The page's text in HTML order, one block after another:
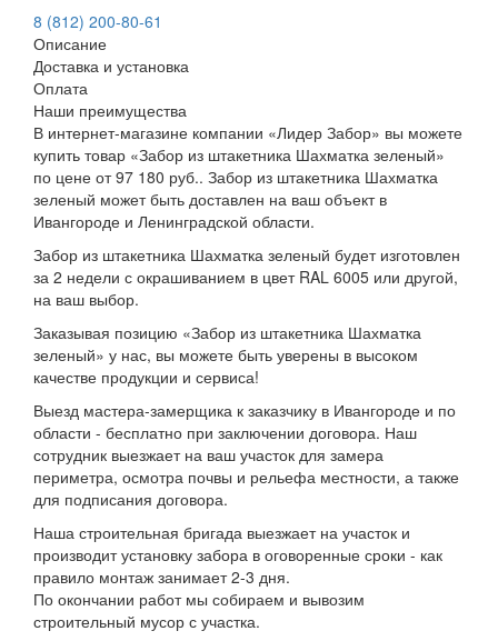
8 (812) 200-80-61
Описание
Доставка и установка
Оплата
Наши преимущества
В интернет-магазине компании «Лидер Забор» вы можете
купить товар «Забор из штакетника Шахматка зеленый»
по цене от 97 180 руб.. Забор из штакетника Шахматка
зеленый может быть доставлен на ваш объект в
Ивангороде и Ленинградской области.
Забор из штакетника Шахматка зеленый будет изготовлен
за 2 недели с окрашиванием в цвет RAL 6005 или другой,
на ваш выбор.
Заказывая позицию «Забор из штакетника Шахматка
зеленый» у нас, вы можете быть уверены в высоком
качестве продукции и сервиса!
Выезд мастера-замерщика к заказчику в Ивангороде и по
области - бесплатно при заключении договора. Наш
сотрудник выезжает на ваш участок для замера
периметра, осмотра почвы и рельефа местности, а также
для подписания договора.
Наша строительная бригада выезжает на участок и
производит установку забора в оговоренные сроки - как
правило монтаж занимает 2-3 дня.
По окончании работ мы собираем и вывозим
строительный мусор с участка.